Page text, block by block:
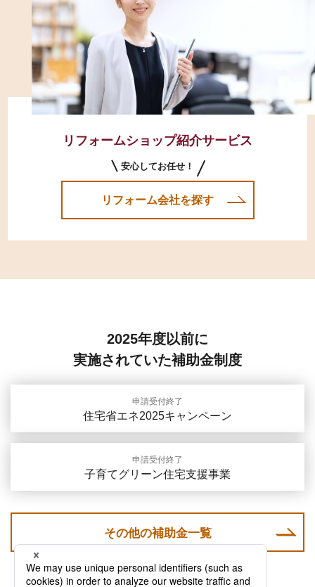
リフォームショップ紹介サービス
安心してお任せ！
リフォーム会社を探す
2025年度以前に
実施されていた補助金制度
申請受付終了
住宅省エネ2025キャンペーン
申請受付終了
子育てグリーン住宅支援事業
その他の補助金一覧